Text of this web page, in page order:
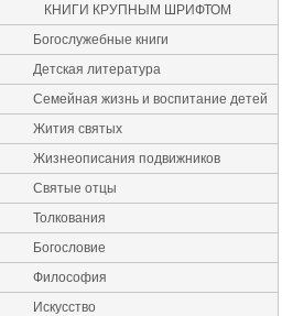
КНИГИ КРУПНЫМ ШРИФТОМ
Богослужебные книги
Детская литература
Семейная жизнь и воспитание детей
Жития святых
Жизнеописания подвижников
Святые отцы
Толкования
Богословие
Философия
Искусство